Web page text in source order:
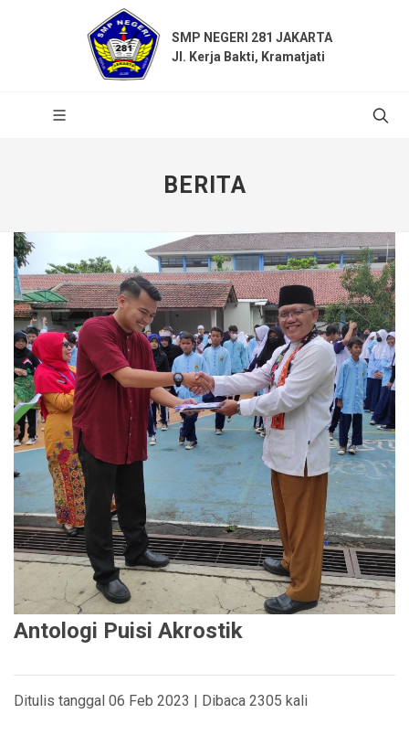
SMP NEGERI 281 JAKARTA
Jl. Kerja Bakti, Kramatjati
BERITA
Antologi Puisi Akrostik
Ditulis tanggal 06 Feb 2023 | Dibaca 2305 kali